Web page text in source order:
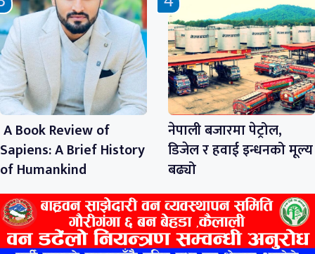
A Book Review of
Sapiens: A Brief History
of Humankind
नेपाली बजारमा पेट्रोल,
डिजेल र हवाई इन्धनको मूल्य
बढ्यो